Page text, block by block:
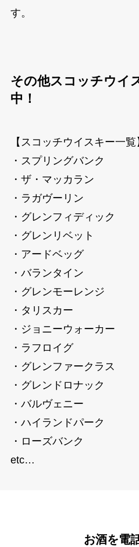
す。
その他スコッチウイ
中！
【スコッチウイスキー一覧
・スプリングバンク
・ザ・マッカラン
・ラガヴーリン
・グレンフィディック
・グレンリベット
・アードベッグ
・バランタイン
・グレンモーレンジ
・タリスカー
・ジョニーウォーカー
・ラフロイグ
・グレンファークラス
・グレンドロナック
・バルヴェニー
・ハイランドパーク
・ローズバンク
etc…
お酒を電